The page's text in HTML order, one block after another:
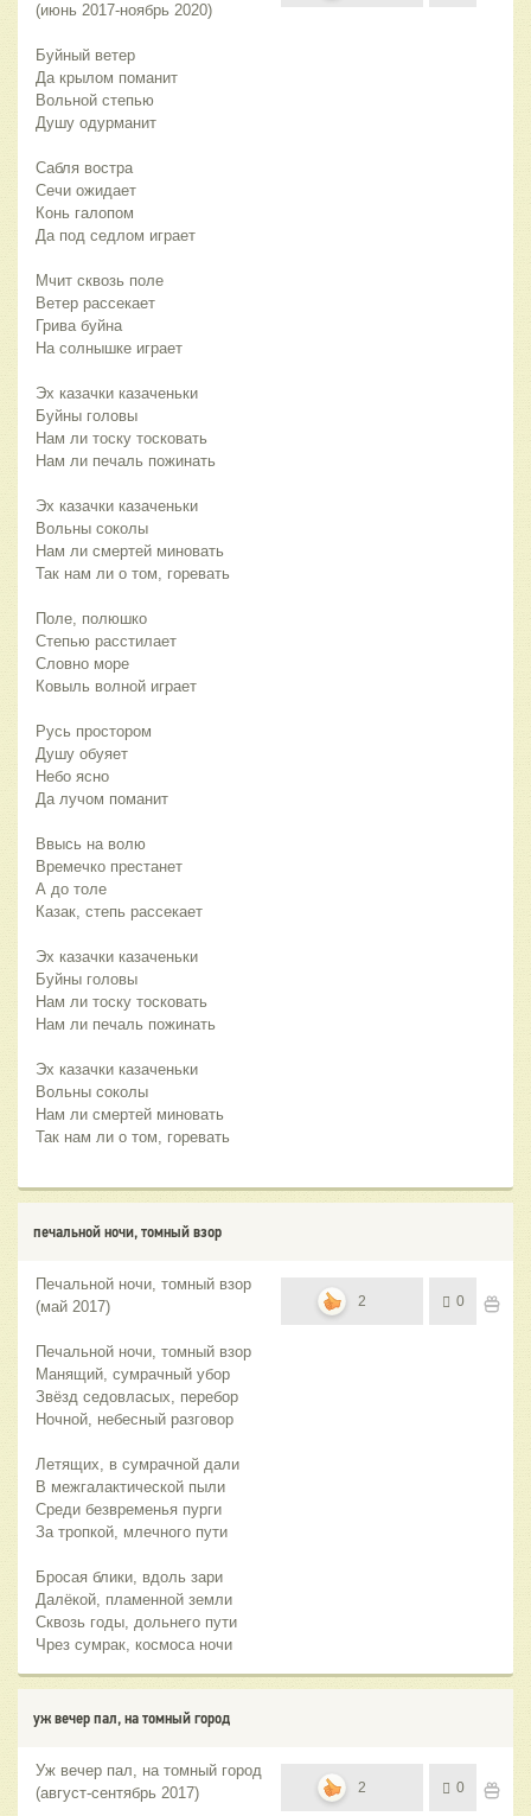
(июнь 2017-ноябрь 2020)
Буйный ветер
Да крылом поманит
Вольной степью
Душу одурманит
Сабля востра
Сечи ожидает
Конь галопом
Да под седлом играет
Мчит сквозь поле
Ветер рассекает
Грива буйна
На солнышке играет
Эх казачки казаченьки
Буйны головы
Нам ли тоску тосковать
Нам ли печаль пожинать
Эх казачки казаченьки
Вольны соколы
Нам ли смертей миновать
Так нам ли о том, горевать
Поле, полюшко
Степью расстилает
Словно море
Ковыль волной играет
Русь простором
Душу обуяет
Небо ясно
Да лучом поманит
Ввысь на волю
Времечко престанет
А до толе
Казак, степь рассекает
Эх казачки казаченьки
Буйны головы
Нам ли тоску тосковать
Нам ли печаль пожинать
Эх казачки казаченьки
Вольны соколы
Нам ли смертей миновать
Так нам ли о том, горевать
печальной ночи, томный взор
Печальной ночи, томный взор
(май 2017)
Печальной ночи, томный взор
Манящий, сумрачный убор
Звёзд седовласых, перебор
Ночной, небесный разговор
Летящих, в сумрачной дали
В межгалактической пыли
Среди безвременья пурги
За тропкой, млечного пути
Бросая блики, вдоль зари
Далёкой, пламенной земли
Сквозь годы, дольнего пути
Чрез сумрак, космоса ночи
2 0
уж вечер пал, на томный город
Уж вечер пал, на томный город
(август-сентябрь 2017)
2 0